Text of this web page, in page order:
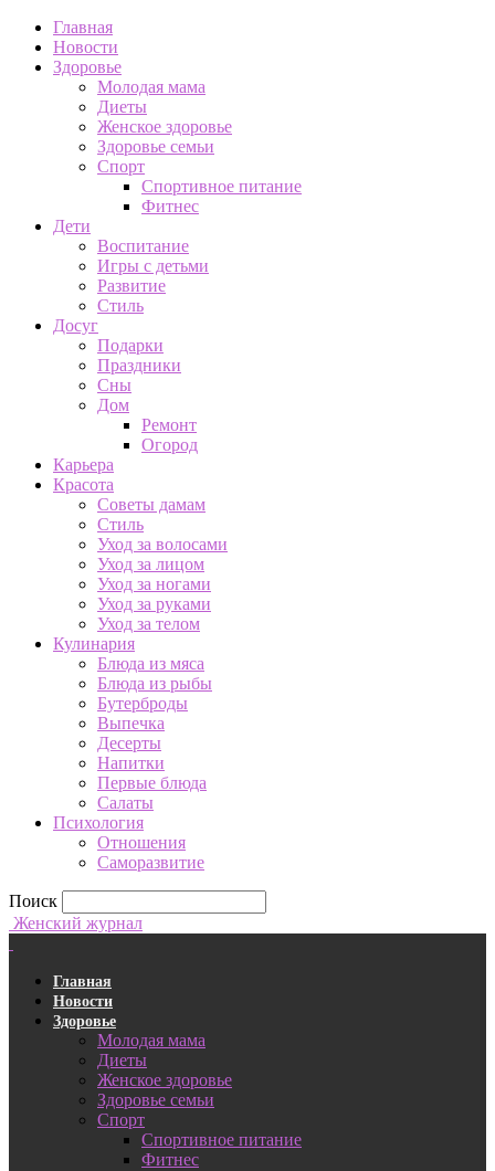
Главная
Новости
Здоровье
Молодая мама
Диеты
Женское здоровье
Здоровье семьи
Спорт
Спортивное питание
Фитнес
Дети
Воспитание
Игры с детьми
Развитие
Стиль
Досуг
Подарки
Праздники
Сны
Дом
Ремонт
Огород
Карьера
Красота
Советы дамам
Стиль
Уход за волосами
Уход за лицом
Уход за ногами
Уход за руками
Уход за телом
Кулинария
Блюда из мяса
Блюда из рыбы
Бутерброды
Выпечка
Десерты
Напитки
Первые блюда
Салаты
Психология
Отношения
Саморазвитие
Поиск
Женский журнал
Главная
Новости
Здоровье
Молодая мама
Диеты
Женское здоровье
Здоровье семьи
Спорт
Спортивное питание
Фитнес